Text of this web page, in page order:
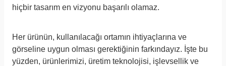
hiçbir tasarım en vizyonu başarılı olamaz.
Her ürünün, kullanılacağı ortamın ihtiyaçlarına ve
görseline uygun olması gerektiğinin farkındayız. İşte bu
yüzden, ürünlerimizi, üretim teknolojisi, işlevsellik ve